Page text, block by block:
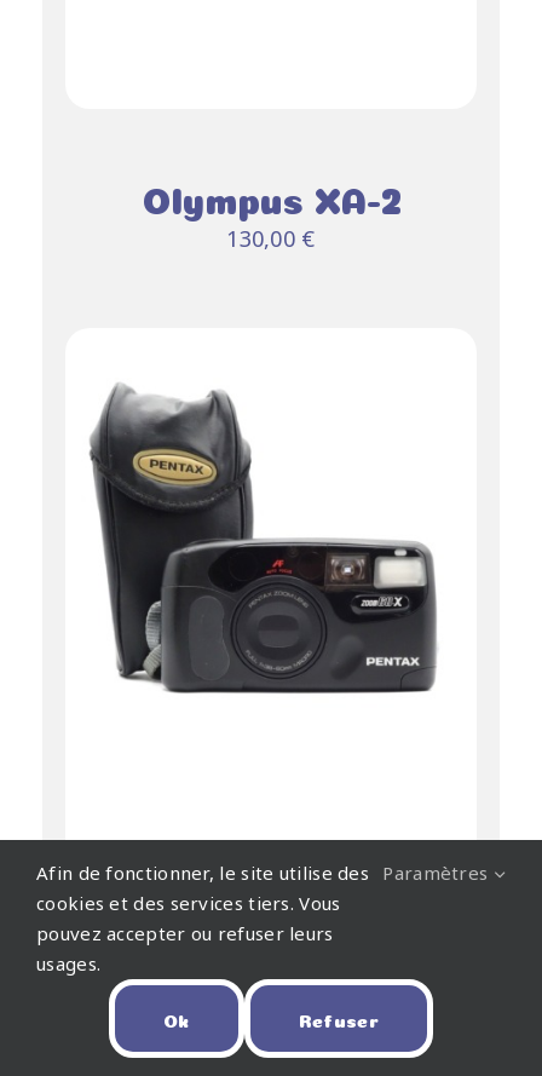
PANIER
Olympus XA-2
130,00 €
80,00 €
Afin de fonctionner, le site utilise des
cookies et des services tiers. Vous
pouvez accepter ou refuser leurs
usages.
Paramètres
Ok Refuser